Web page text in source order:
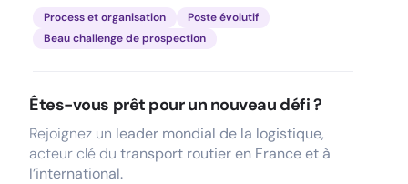
Process et organisation
Poste évolutif
Beau challenge de prospection
Êtes-vous prêt pour un nouveau défi ?
Rejoignez un leader mondial de la logistique,
acteur clé du transport routier en France et à
l’international.